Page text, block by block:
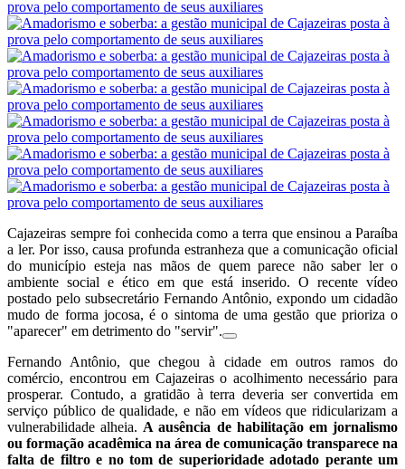
Cajazeiras sempre foi conhecida como a terra que ensinou a Paraíba
a ler. Por isso, causa profunda estranheza que a comunicação oficial
do município esteja nas mãos de quem parece não saber ler o
ambiente social e ético em que está inserido. O recente vídeo
postado pelo subsecretário Fernando Antônio, expondo um cidadão
mudo de forma jocosa, é o sintoma de uma gestão que prioriza o
"aparecer" em detrimento do "servir".
Fernando Antônio, que chegou à cidade em outros ramos do
comércio, encontrou em Cajazeiras o acolhimento necessário para
prosperar. Contudo, a gratidão à terra deveria ser convertida em
serviço público de qualidade, e não em vídeos que ridicularizam a
vulnerabilidade alheia. A ausência de habilitação em jornalismo
ou formação acadêmica na área de comunicação transparece na
falta de filtro e no tom de superioridade adotado perante um